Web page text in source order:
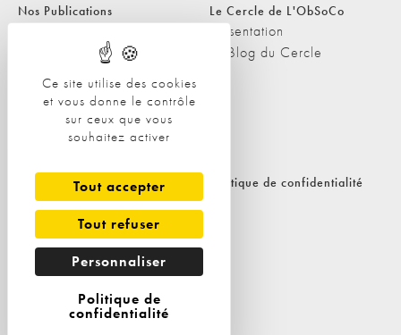
Ce site utilise des cookies
et vous donne le contrôle
sur ceux que vous
souhaitez activer
Tout accepter
Tout refuser
Personnaliser
Politique de
confidentialité
Nos Publications
Les Podcasts de L'ObSoCo
L'ObSoCo dans les médias
Le Cercle de L'ObSoCo
Présentation
Le Blog du Cercle
Contacts
Nous contacter
Politique de cookies Politique de confidentialité